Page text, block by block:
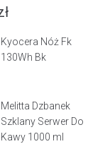
Kyocera Nóż Fk
130Wh Bk
Melitta Dzbanek
Szklany Serwer Do
Kawy 1000 ml